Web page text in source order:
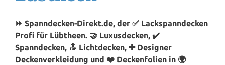
⏩ Spanndecken-Direkt.de, der ✅ Lackspanndecken
Profi für Lübtheen. 🤝 Luxusdecken, ✔️
Spanndecken, 🔝 Lichtdecken, ✚ Designer
Deckenverkleidung und ❤️ Deckenfolien in 🌍